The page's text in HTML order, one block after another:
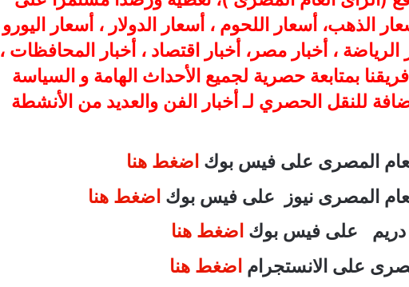
لـ أسعار الذهب، أسعار اللحوم ، أسعار الدولار ، أسعار اليورو
الرياضة ، أخبار مصر، أخبار اقتصاد ، أخبار المحافظات ،
بمتابعة حصرية لجميع الأحداث الهامة و السياسة
للنقل الحصري لـ أخبار الفن والعديد من الأنشطة
المصرى على فيس بوك اضغط هنا
المصرى نيوز على فيس بوك اضغط هنا
دريم على فيس بوك اضغط هنا
على الانستجرام اضغط هنا